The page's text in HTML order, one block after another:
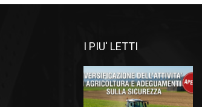
I PIU' LETTI